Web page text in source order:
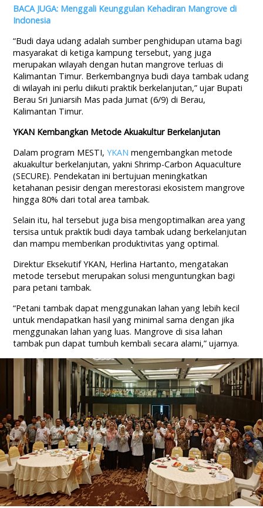
BACA JUGA: Menggali Keunggulan Kehadiran Mangrove di
Indonesia
“Budi daya udang adalah sumber penghidupan utama bagi
masyarakat di ketiga kampung tersebut, yang juga
merupakan wilayah dengan hutan mangrove terluas di
Kalimantan Timur. Berkembangnya budi daya tambak udang
di wilayah ini perlu diikuti praktik berkelanjutan,” ujar Bupati
Berau Sri Juniarsih Mas pada Jumat (6/9) di Berau,
Kalimantan Timur.
YKAN Kembangkan Metode Akuakultur Berkelanjutan
Dalam program MESTI,YKAN mengembangkan metode
akuakultur berkelanjutan, yakni Shrimp-Carbon Aquaculture
(SECURE). Pendekatan ini bertujuan meningkatkan
ketahanan pesisir dengan merestorasi ekosistem mangrove
hingga 80% dari total area tambak.
Selain itu, hal tersebut juga bisa mengoptimalkan area yang
tersisa untuk praktik budi daya tambak udang berkelanjutan
dan mampu memberikan produktivitas yang optimal.
Direktur Eksekutif YKAN, Herlina Hartanto, mengatakan
metode tersebut merupakan solusi menguntungkan bagi
para petani tambak.
“Petani tambak dapat menggunakan lahan yang lebih kecil
untuk mendapatkan hasil yang minimal sama dengan jika
menggunakan lahan yang luas. Mangrove di sisa lahan
tambak pun dapat tumbuh kembali secara alami,” ujarnya.